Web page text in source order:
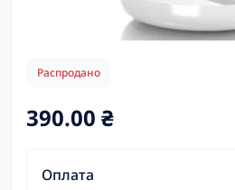
Распродано
390.00 ₴
Оплата